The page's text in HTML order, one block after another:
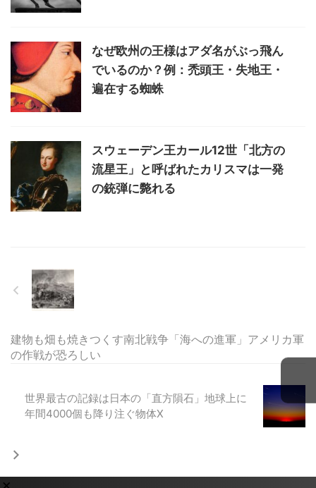
なぜ欧州の王様はアダ名がぶっ飛ん
でいるのか？例：禿頭王・失地王・
遍在する蜘蛛
スウェーデン王カール12世「北方の
流星王」と呼ばれたカリスマは一発
の銃弾に斃れる
建物も畑も焼きつくす南北戦争「海への進軍」アメリカ軍
の作戦が恐ろしい
世界最古の記録は日本の「直方隕石」地球上に
年間4000個も降り注ぐ物体X